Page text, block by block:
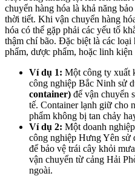
chuyển hàng hóa là khả năng
thời tiết. Khi vận chuyển hàng
hóa có thể gặp phải các yếu tố
thậm chí bão. Đặc biệt là các
phẩm, dược phẩm, hoặc linh kiện
Ví dụ 1: Một công ty xuất
công nghiệp Bắc Ninh sử
container) để vận chuyển
tế. Container lạnh giữ cho
phẩm không bị tan chảy
Ví dụ 2: Một doanh
công nghiệp Hưng Yên sử
để bảo vệ trái cây khỏi
vận chuyển từ cảng Hải
ngoài.